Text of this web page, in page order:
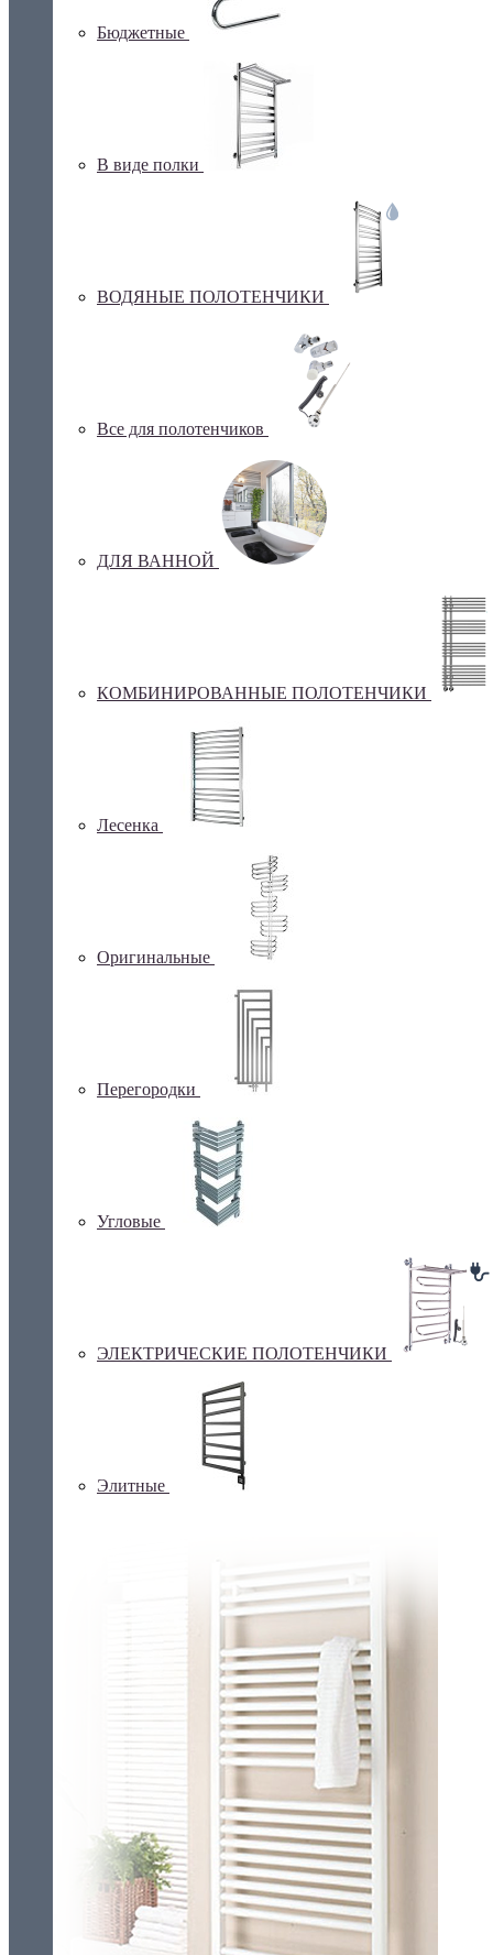
Бюджетные
В виде полки
ВОДЯНЫЕ ПОЛОТЕНЧИКИ
Все для полотенчиков
ДЛЯ ВАННОЙ
КОМБИНИРОВАННЫЕ ПОЛОТЕНЧИКИ
Лесенка
Оригинальные
Перегородки
Угловые
ЭЛЕКТРИЧЕСКИЕ ПОЛОТЕНЧИКИ
Элитные